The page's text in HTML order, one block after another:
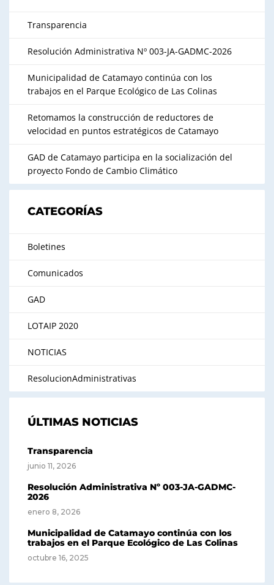
Transparencia
Resolución Administrativa Nº 003-JA-GADMC-2026
Municipalidad de Catamayo continúa con los
trabajos en el Parque Ecológico de Las Colinas
Retomamos la construcción de reductores de
velocidad en puntos estratégicos de Catamayo
GAD de Catamayo participa en la socialización del
proyecto Fondo de Cambio Climático
CATEGORÍAS
Boletines
Comunicados
GAD
LOTAIP 2020
NOTICIAS
ResolucionAdministrativas
ÚLTIMAS NOTICIAS
Transparencia
junio 11, 2026
Resolución Administrativa Nº 003-JA-GADMC-
2026
enero 8, 2026
Municipalidad de Catamayo continúa con los
trabajos en el Parque Ecológico de Las Colinas
octubre 16, 2025